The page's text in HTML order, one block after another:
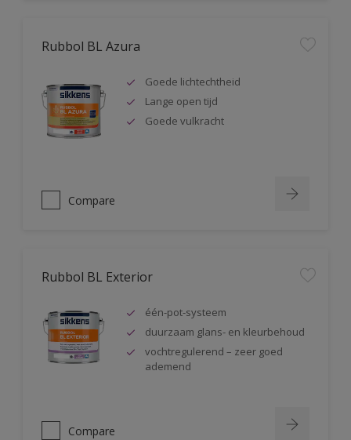
Rubbol BL Azura
Goede lichtechtheid
Lange open tijd
Goede vulkracht
Compare
Rubbol BL Exterior
één-pot-systeem
duurzaam glans- en kleurbehoud
vochtregulerend – zeer goed
ademend
Compare